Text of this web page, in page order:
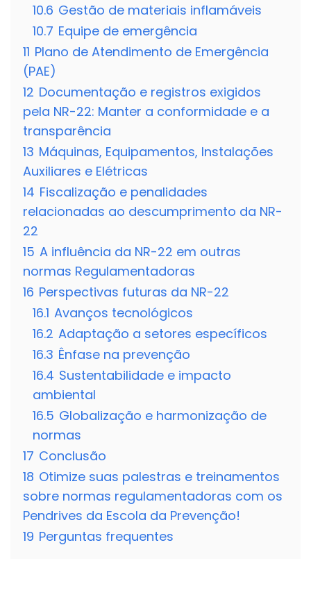
10.6 Gestão de materiais inflamáveis
10.7 Equipe de emergência
11 Plano de Atendimento de Emergência
(PAE)
12 Documentação e registros exigidos
pela NR-22: Manter a conformidade e a
transparência
13 Máquinas, Equipamentos, Instalações
Auxiliares e Elétricas
14 Fiscalização e penalidades
relacionadas ao descumprimento da NR-
22
15 A influência da NR-22 em outras
normas Regulamentadoras
16 Perspectivas futuras da NR-22
16.1 Avanços tecnológicos
16.2 Adaptação a setores específicos
16.3 Ênfase na prevenção
16.4 Sustentabilidade e impacto
ambiental
16.5 Globalização e harmonização de
normas
17 Conclusão
18 Otimize suas palestras e treinamentos
sobre normas regulamentadoras com os
Pendrives da Escola da Prevenção!
19 Perguntas frequentes